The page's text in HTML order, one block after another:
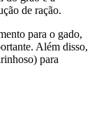
de ração.
para o gado,
Além disso,
para